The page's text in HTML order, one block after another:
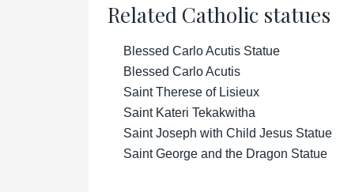
Related Catholic statues
Blessed Carlo Acutis Statue
Blessed Carlo Acutis
Saint Therese of Lisieux
Saint Kateri Tekakwitha
Saint Joseph with Child Jesus Statue
Saint George and the Dragon Statue